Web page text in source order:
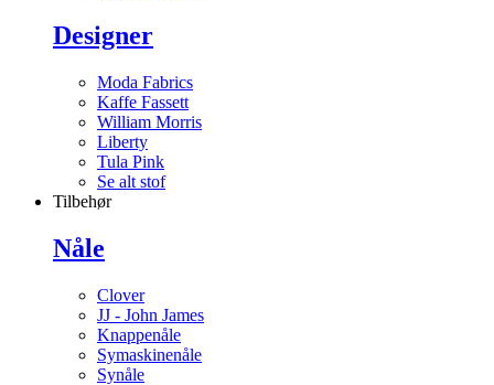
Designer
Moda Fabrics
Kaffe Fassett
William Morris
Liberty
Tula Pink
Se alt stof
Tilbehør
Nåle
Clover
JJ - John James
Knappenåle
Symaskinenåle
Synåle